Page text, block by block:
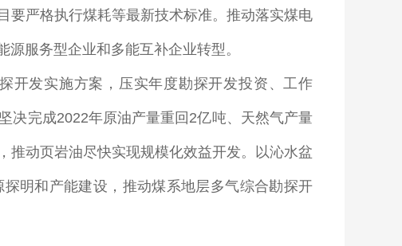
要严格执行煤耗等最新技术标准。推动落实煤电
源服务型企业和多能互补企业转型。
开发实施方案，压实年度勘探开发投资、工作
决完成2022年原油产量重回 2亿吨、天然气产量
推动页岩油尽快实现规模化效益开发。以沁水盆
明和产能建设，推动煤系地层多气综合勘探开